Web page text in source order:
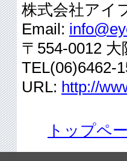
株式会社アイ
Email:
〒554-0012
TEL(06)6462-
URL: http://
トップペ